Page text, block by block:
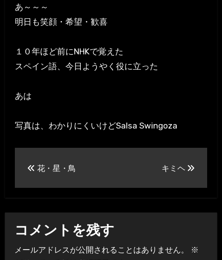
あ～～～
明日も笑顔・希望・歓喜
１０年ほど前にNHKで覚えた
スペイン語、今日ようやく役に立った
あは
写真は、わかりにくいけどSalsa Swingoza
ビ
ゲ
花・星・鳥 キミヘ
コメントを残す
メールアドレスが公開されることはありません。
※